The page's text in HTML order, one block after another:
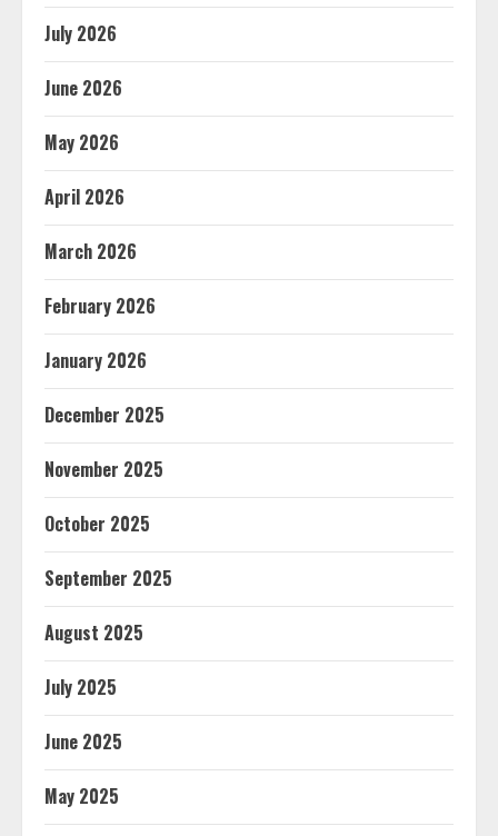
July 2026
June 2026
May 2026
April 2026
March 2026
February 2026
January 2026
December 2025
November 2025
October 2025
September 2025
August 2025
July 2025
June 2025
May 2025